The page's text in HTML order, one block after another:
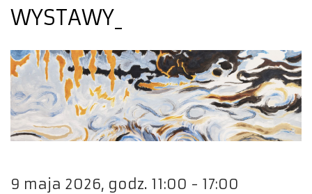
WYSTAWY
9 maja 2026, godz. 11:00 - 17:00